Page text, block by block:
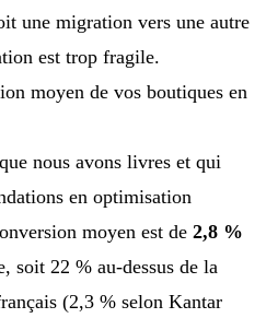
une migration vers une autre
est trop fragile.
moyen de vos boutiques en
nous avons livres et qui
en optimisation
moyen est de 2,8 %
soit 22 % au-dessus de la
(2,3 % selon Kantar